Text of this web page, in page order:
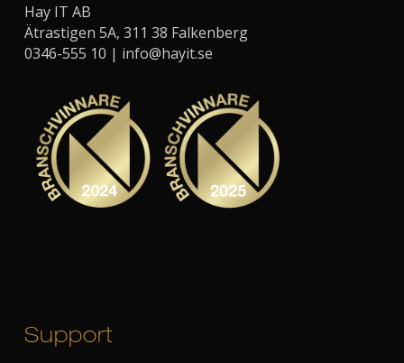
Hay IT AB
Ätrastigen 5A, 311 38 Falkenberg
0346-555 10 | info@hayit.se
Support